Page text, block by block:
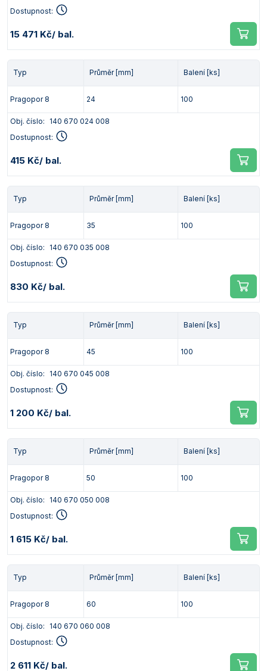
Dostupnost:
15 471 Kč/ bal.
Typ Průměr [mm] Balení [ks]
Pragopor 8 24 100
Obj. číslo:
140 670 024 008
Dostupnost:
415 Kč/ bal.
Typ Průměr [mm] Balení [ks]
Pragopor 8 35 100
Obj. číslo:
140 670 035 008
Dostupnost:
830 Kč/ bal.
Typ Průměr [mm] Balení [ks]
Pragopor 8 45 100
Obj. číslo:
140 670 045 008
Dostupnost:
1 200 Kč/ bal.
Typ Průměr [mm] Balení [ks]
Pragopor 8 50 100
Obj. číslo:
140 670 050 008
Dostupnost:
1 615 Kč/ bal.
Typ Průměr [mm] Balení [ks]
Pragopor 8 60 100
Obj. číslo:
140 670 060 008
Dostupnost:
2 611 Kč/ bal.